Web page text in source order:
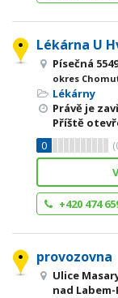
Lékárna U
Písečná
okres
Lékárny
Právě je
Příště
0
(
+420 474
provozovna
Ulice
nad Labem-